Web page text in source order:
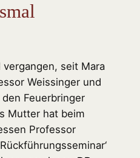
seit Mara
Weissinger und
Feuerbringer
Mutter hat beim
Professor